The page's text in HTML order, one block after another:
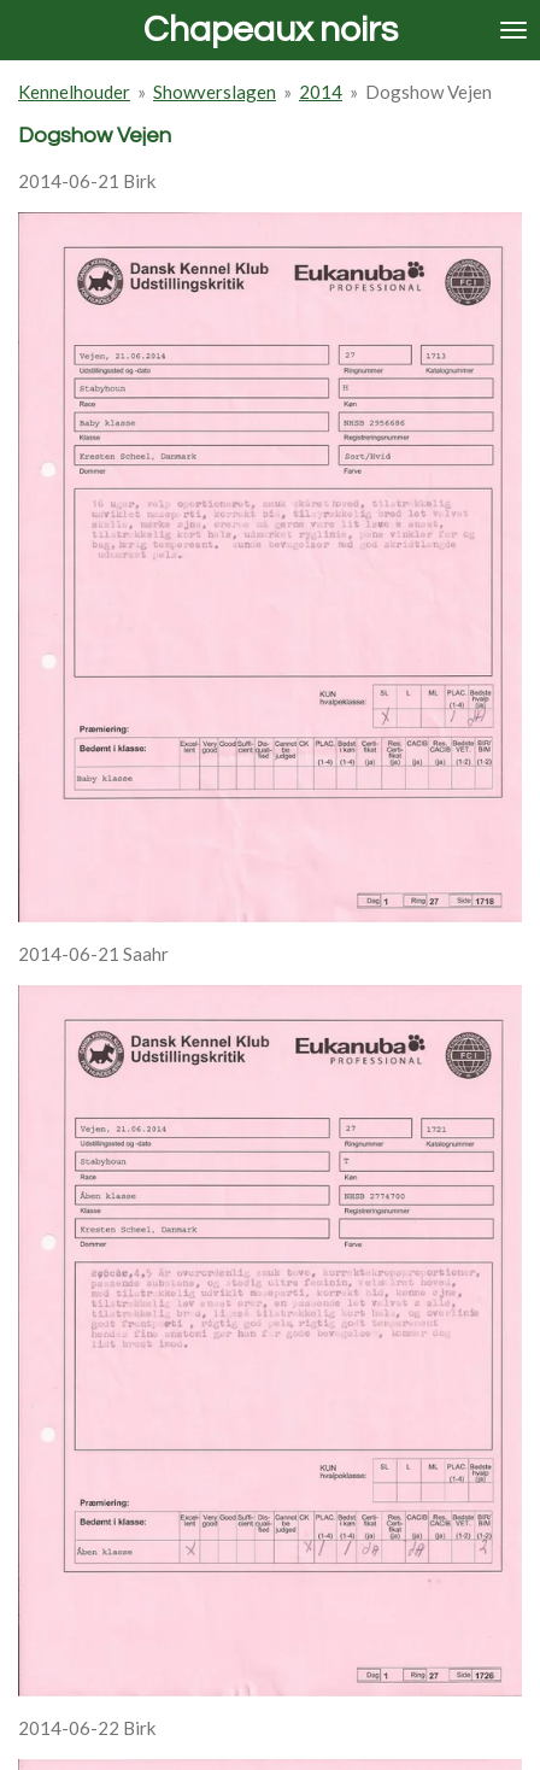
de
hoofdinhoud
Chapeaux noirs
Kennelhouder » Showverslagen » 2014 » Dogshow Vejen
Dogshow Vejen
2014-06-21 Birk
2014-06-21 Saahr
2014-06-22 Birk